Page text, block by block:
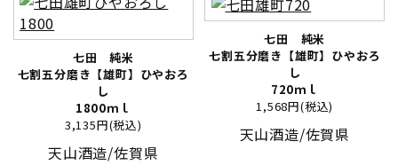
七田 純米
七割五分磨き【雄町】ひやおろ
し
1800ｍｌ
3,135円(税込)
天山酒造/佐賀県
七田 純米
七割五分磨き【雄町】ひやおろ
し
720ｍｌ
1,568円(税込)
天山酒造/佐賀県